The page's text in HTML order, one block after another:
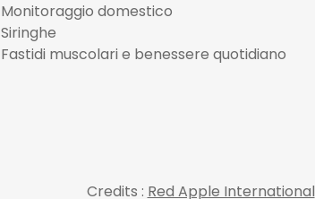
Monitoraggio domestico
Siringhe
Fastidi muscolari e benessere quotidiano
Credits : Red Apple International